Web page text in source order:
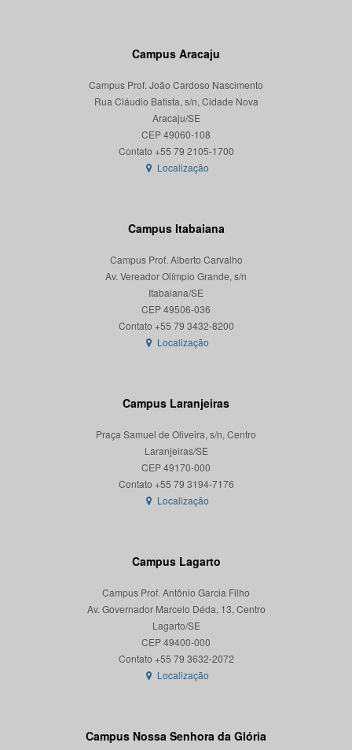
Campus Aracaju
Campus Prof. João Cardoso Nascimento
Rua Cláudio Batista, s/n, Cidade Nova
Aracaju/SE
CEP 49060-108
Localização
Campus Itabaiana
Campus Prof. Alberto Carvalho
Av. Vereador Olímpio Grande, s/n
Itabaiana/SE
CEP 49506-036
Localização
Campus Laranjeiras
Praça Samuel de Oliveira, s/n, Centro
Laranjeiras/SE
CEP 49170-000
Localização
Campus Lagarto
Campus Prof. Antônio Garcia Filho
Av. Governador Marcelo Déda, 13, Centro
Lagarto/SE
CEP 49400-000
Localização
Campus Nossa Senhora da Glória